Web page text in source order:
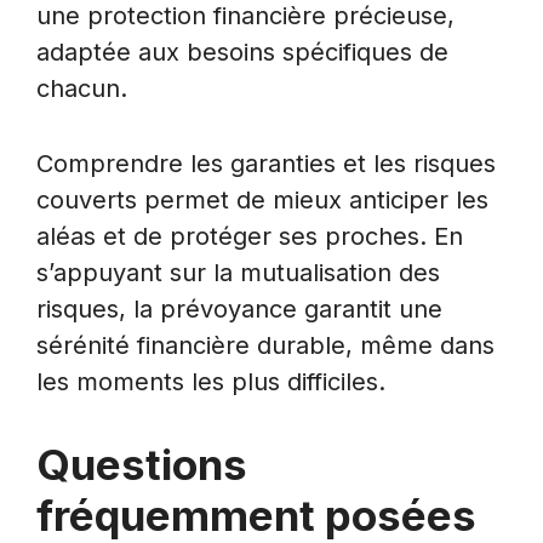
une protection financière précieuse,
adaptée aux besoins spécifiques de
chacun.
Comprendre les garanties et les risques
couverts permet de mieux anticiper les
aléas et de protéger ses proches. En
s’appuyant sur la mutualisation des
risques, la prévoyance garantit une
sérénité financière durable, même dans
les moments les plus difficiles.
Questions
fréquemment posées